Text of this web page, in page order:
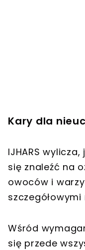
Kary dla
IJHARS
się znaleźć na
owoców i
Wśród
się przede